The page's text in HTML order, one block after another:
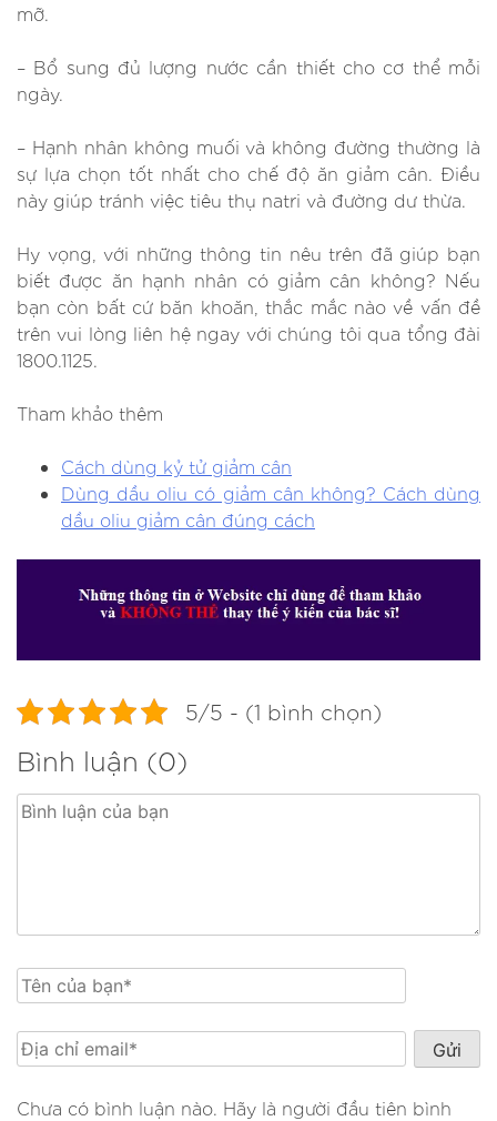
mỡ.
– Bổ sung đủ lượng nước cần thiết cho cơ thể mỗi
ngày.
– Hạnh nhân không muối và không đường thường là
sự lựa chọn tốt nhất cho chế độ ăn giảm cân. Điều
này giúp tránh việc tiêu thụ natri và đường dư thừa.
Hy vọng, với những thông tin nêu trên đã giúp bạn
biết được ăn hạnh nhân có giảm cân không? Nếu
bạn còn bất cứ băn khoăn, thắc mắc nào về vấn đề
trên vui lòng liên hệ ngay với chúng tôi qua tổng đài
1800.1125.
Tham khảo thêm
Cách dùng kỷ tử giảm cân
Dùng dầu oliu có giảm cân không? Cách dùng
dầu oliu giảm cân đúng cách
5/5 - (1 bình chọn)
Bình luận (0)
Chưa có bình luận nào. Hãy là người đầu tiên bình